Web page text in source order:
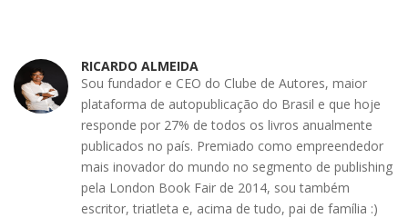
RICARDO ALMEIDA
Sou fundador e CEO do Clube de Autores, maior
plataforma de autopublicação do Brasil e que hoje
responde por 27% de todos os livros anualmente
publicados no país. Premiado como empreendedor
mais inovador do mundo no segmento de publishing
pela London Book Fair de 2014, sou também
escritor, triatleta e, acima de tudo, pai de família :)